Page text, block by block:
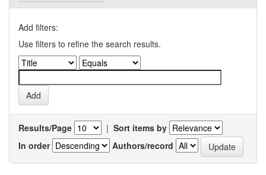
Add filters:
Use filters to refine the search results.
Results/Page | Sort items by
In order
Authors/record